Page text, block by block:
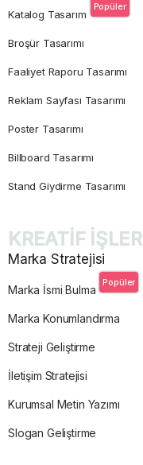
Katalog Tasarım
Popüler
Broşür Tasarımı
Faaliyet Raporu Tasarımı
Reklam Sayfası Tasarımı
Poster Tasarımı
Billboard Tasarımı
Stand Giydirme Tasarımı
KREATİF İŞLER
Marka Stratejisi
Marka İsmi Bulma
Popüler
Marka Konumlandırma
Strateji Geliştirme
İletişim Stratejisi
Kurumsal Metin Yazımı
Slogan Geliştirme